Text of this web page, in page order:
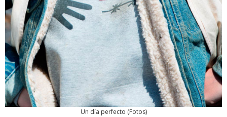
Un día perfecto (Fotos)